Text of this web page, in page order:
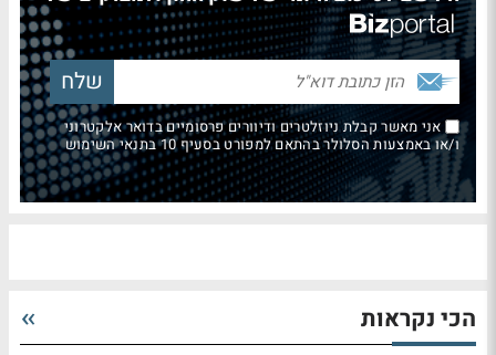
אני מאשר קבלת ניוזלטרים ודיוורים פרסומיים בדואר אלקטרוני
ו/או באמצעות הסלולר בהתאם למפורט בסעיף 10 בתנאי השימוש
הכי נקראות